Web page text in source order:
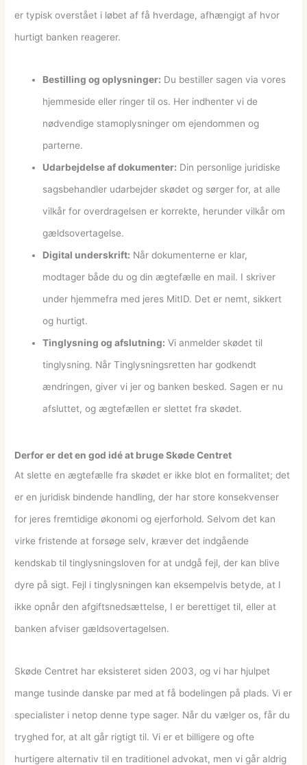
er typisk overstået i løbet af få hverdage, afhængigt af hvor
hurtigt banken reagerer.
Bestilling og oplysninger: Du bestiller sagen via vores
hjemmeside eller ringer til os. Her indhenter vi de
nødvendige stamoplysninger om ejendommen og
parterne.
Udarbejdelse af dokumenter: Din personlige juridiske
sagsbehandler udarbejder skødet og sørger for, at alle
vilkår for overdragelsen er korrekte, herunder vilkår om
gældsovertagelse.
Digital underskrift: Når dokumenterne er klar,
modtager både du og din ægtefælle en mail. I skriver
under hjemmefra med jeres MitID. Det er nemt, sikkert
og hurtigt.
Tinglysning og afslutning: Vi anmelder skødet til
tinglysning. Når Tinglysningsretten har godkendt
ændringen, giver vi jer og banken besked. Sagen er nu
afsluttet, og ægtefællen er slettet fra skødet.
Derfor er det en god idé at bruge Skøde Centret
At slette en ægtefælle fra skødet er ikke blot en formalitet; det
er en juridisk bindende handling, der har store konsekvenser
for jeres fremtidige økonomi og ejerforhold. Selvom det kan
virke fristende at forsøge selv, kræver det indgående
kendskab til tinglysningsloven for at undgå fejl, der kan blive
dyre på sigt. Fejl i tinglysningen kan eksempelvis betyde, at I
ikke opnår den afgiftsnedsættelse, I er berettiget til, eller at
banken afviser gældsovertagelsen.
Skøde Centret har eksisteret siden 2003, og vi har hjulpet
mange tusinde danske par med at få bodelingen på plads. Vi er
specialister i netop denne type sager. Når du vælger os, får du
tryghed for, at alt går rigtigt til. Vi er et billigere og ofte
hurtigere alternativ til en traditionel advokat, men vi går aldrig